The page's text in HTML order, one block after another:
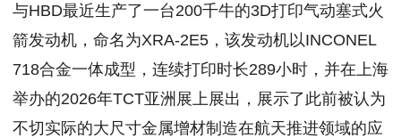
与HBD最近生产了一台200千牛的3D打印气动塞式火
箭发动机，命名为XRA-2E5，该发动机以INCONEL
718合金一体成型，连续打印时长289小时，并在上海
举办的2026年TCT亚洲展上展出，展示了此前被认为
不切实际的大尺寸金属增材制造在航天推进领域的应